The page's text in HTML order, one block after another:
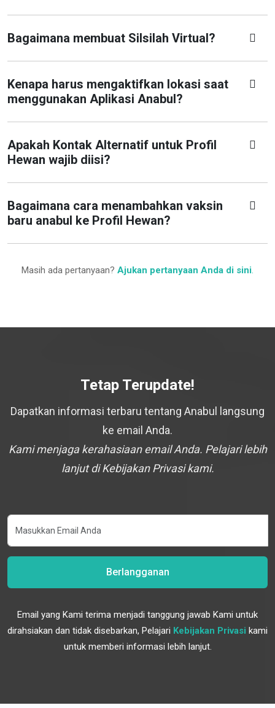
Bagaimana membuat Silsilah Virtual?
Kenapa harus mengaktifkan lokasi saat
menggunakan Aplikasi Anabul?
Apakah Kontak Alternatif untuk Profil
Hewan wajib diisi?
Bagaimana cara menambahkan vaksin
baru anabul ke Profil Hewan?
Masih ada pertanyaan? Ajukan pertanyaan Anda di sini.
Tetap Terupdate!
Dapatkan informasi terbaru tentang Anabul langsung
ke email Anda.
Kami menjaga kerahasiaan email Anda. Pelajari lebih
lanjut di Kebijakan Privasi kami.
Berlangganan
Email yang Kami terima menjadi tanggung jawab Kami untuk
dirahsiakan dan tidak disebarkan, Pelajari Kebijakan Privasi kami
untuk memberi informasi lebih lanjut.